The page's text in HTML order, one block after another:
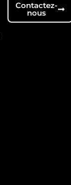
Contactez-
nous